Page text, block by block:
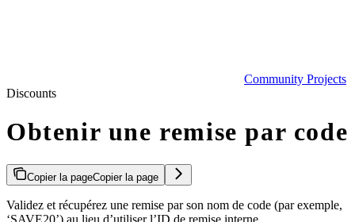
Community Projects
Discounts
Obtenir une remise par code
Copier la pageCopier la page
Validez et récupérez une remise par son nom de code (par exemple,
‘SAVE20’) au lieu d’utiliser l’ID de remise interne.